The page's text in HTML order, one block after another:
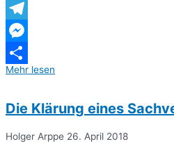
WhatsApp
Telegram
Messenger
Teilen
Mehr lesen
Die Klärung eines
Holger Arppe 26. April 2018